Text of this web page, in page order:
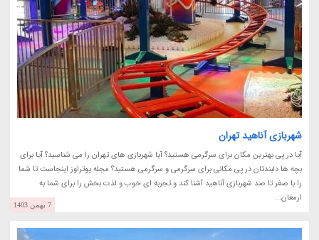
شهربازی آناهید تهران
آیا در پی بهترین مکان برای سرگرمی هستید؟ آیا شهربازی های تهران را می شناسید؟ آیا برای
بچه ها دلبندتان در پی مکانی برای سرگرمی و سرگرمی هستید؟ مجله یوتراوز اینجاست تا شما
را با صفر تا صد شهربازی آناهید آشنا کند و تجربه ای خوب و لذت بخش را برای شما به
ارمغان...
7 بهمن 1403